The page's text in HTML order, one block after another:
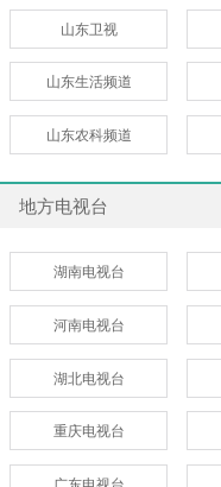
山东卫视
山东生活频道
山东农科频道
地方电视台
湖南电视台
河南电视台
湖北电视台
重庆电视台